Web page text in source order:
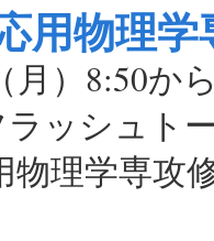
用物理
月）8:50か
ラッシュト
理学専攻